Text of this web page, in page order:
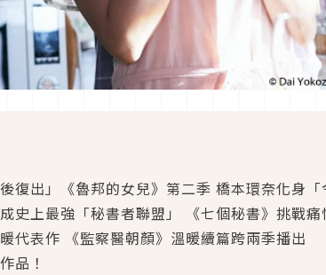
復出」《魯邦的女兒》第二季 橋本環奈化身「
史上最強「秘書者聯盟」 《七個秘書》挑戰
代表作 《監察醫朝顏》溫暖續篇跨兩季播出
品！